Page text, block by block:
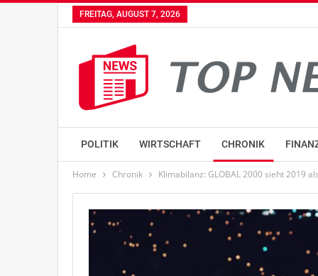
FREITAG, AUGUST 7, 2026
POLITIK WIRTSCHAFT CHRONIK
Home Chronik Klimabilanz: GLOBAL 2000 sieht 2019